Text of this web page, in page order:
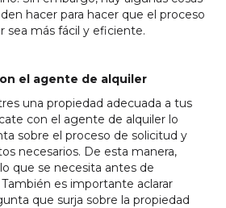
hacer para hacer que el proceso
sea más fácil y eficiente.
el agente de alquiler
una propiedad adecuada a tus
con el agente de alquiler lo
sobre el proceso de solicitud y
necesarios. De esta manera,
que se necesita antes de
es importante aclarar
que surja sobre la propiedad